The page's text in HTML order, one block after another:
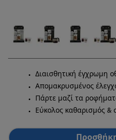
Διαισθητική έγχρωμη
Απομακρυσμένος
Πάρτε μαζί τα
Εύκολος καθαρισμός &